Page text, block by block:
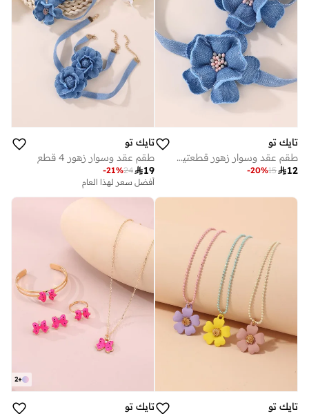
تايك تو
طقم عقد وسوار زهور قطعتين
12
15
-20%
تايك تو
طقم عقد وسوار زهور 4 قطع
19
24
-21%
أفضل سعر لهذا العام
تايك تو
+
2
تايك تو